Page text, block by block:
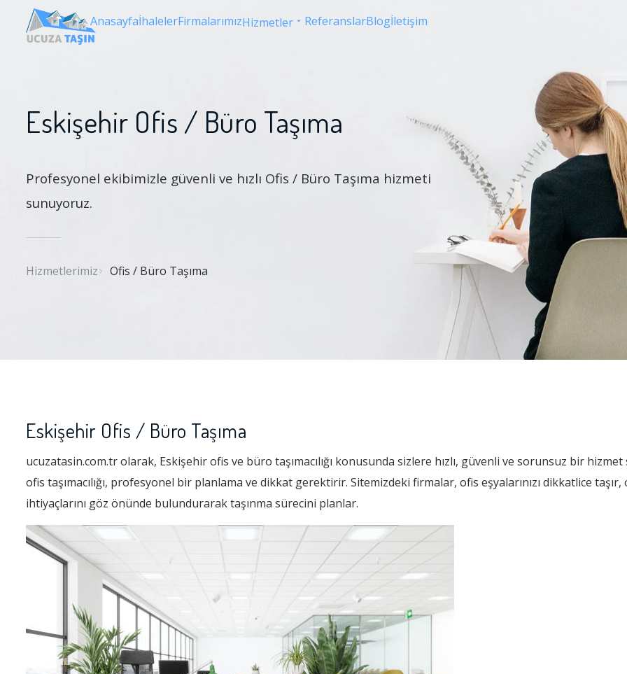
AnasayfaİhalelerFirmalarımızHizmetler ReferanslarBlogİletişim
Eskişehir Ofis / Büro Taşıma
Profesyonel ekibimizle güvenli ve hızlı Ofis / Büro Taşıma hizmeti
sunuyoruz.
Hizmetlerimiz Ofis / Büro Taşıma
Eskişehir Ofis / Büro Taşıma
ucuzatasin.com.tr olarak, Eskişehir ofis ve büro taşımacılığı konusunda sizlere hızlı, güvenli ve sorunsuz bir
ofis taşımacılığı, profesyonel bir planlama ve dikkat gerektirir. Sitemizdeki firmalar, ofis eşyalarınızı dikkatlice
ihtiyaçlarını göz önünde bulundurarak taşınma sürecini planlar.